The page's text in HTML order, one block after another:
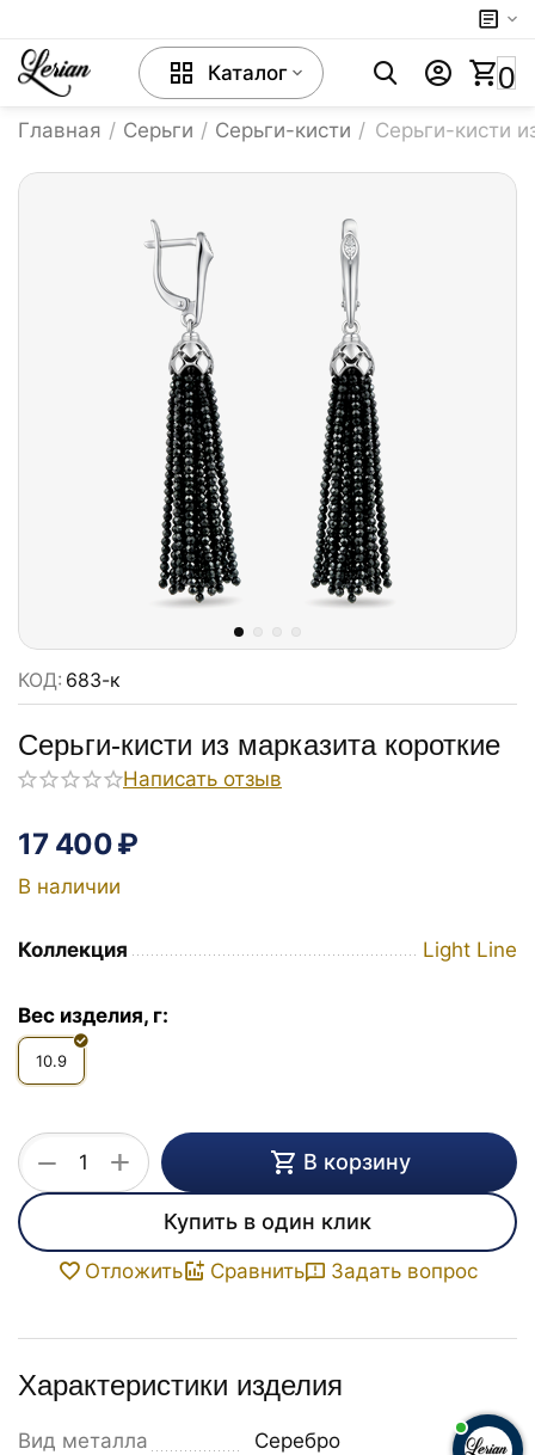
Каталог 0
Главная / Серьги / Серьги-кисти / Серьги-кисти
КОД: 683-к
Серьги-кисти из марказита короткие
Написать отзыв
17 400₽
В наличии
Коллекция Light Line
Вес изделия, г:
10.9
+
− В корзину
Купить в один клик
Отложить Сравнить Задать вопрос
Характеристики изделия
Вид металла Серебро